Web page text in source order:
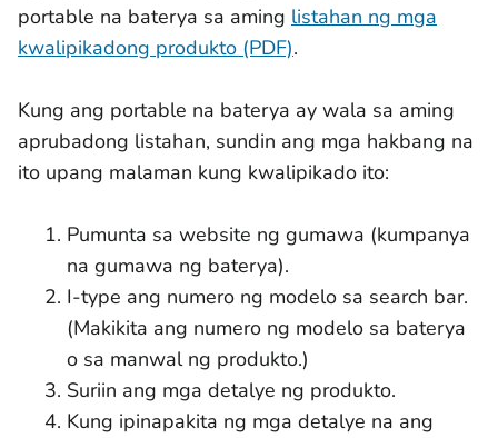
portable na baterya sa aming listahan ng mga
kwalipikadong produkto (PDF).
Kung ang portable na baterya ay wala sa aming
aprubadong listahan, sundin ang mga hakbang na
ito upang malaman kung kwalipikado ito:
Pumunta sa website ng gumawa (kumpanya
na gumawa ng baterya).
I-type ang numero ng modelo sa search bar.
(Makikita ang numero ng modelo sa baterya
o sa manwal ng produkto.)
Suriin ang mga detalye ng produkto.
Kung ipinapakita ng mga detalye na ang